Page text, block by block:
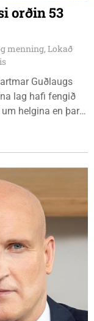
orðin 53
menning, Lokað
Guðlaugs
lag hafi fengið
helgina en þar
frábæru